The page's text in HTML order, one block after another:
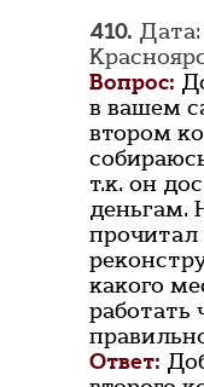
410. Дата:
Вопрос:
в вашем
втором
т.к. он
деньгам.
прочитал
какого
работать
Ответ: